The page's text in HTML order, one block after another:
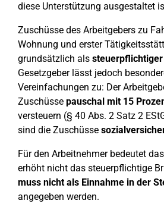
diese Unterstützung ausgestaltet
Zuschüsse des Arbeitgebers zu
Wohnung und erster
grundsätzlich als
Gesetzgeber lässt jedoch
Vereinfachungen zu: Der
Zuschüsse pauschal mit 15
versteuern (§ 40 Abs. 2 Satz 2
sind die Zuschüsse
Für den Arbeitnehmer bedeutet
erhöht nicht das steuerpflichtige
muss nicht als Einnahme in der
angegeben werden.